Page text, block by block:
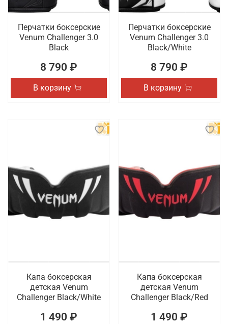
Перчатки боксерские
Venum Challenger 3.0
Black
8 790 ₽
В корзину
Перчатки боксерские
Venum Challenger 3.0
Black/White
8 790 ₽
В корзину
Капа боксерская
детская Venum
Challenger Black/White
1 490 ₽
Капа боксерская
детская Venum
Challenger Black/Red
1 490 ₽